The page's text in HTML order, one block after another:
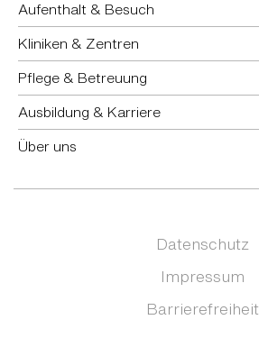
Aufenthalt & Besuch
Kliniken & Zentren
Pflege & Betreuung
Ausbildung & Karriere
Über uns
Datenschutz
Impressum
Barrierefreiheit